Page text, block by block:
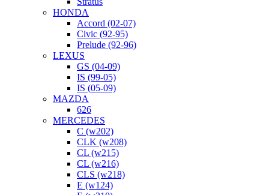
HONDA
Accord (02-07)
Civic (92-95)
Prelude (92-96)
LEXUS
GS (04-09)
IS (99-05)
IS (05-09)
MAZDA
626
MERCEDES
C (w202)
CLK (w208)
CL (w215)
CL (w216)
CLS (w218)
E (w124)